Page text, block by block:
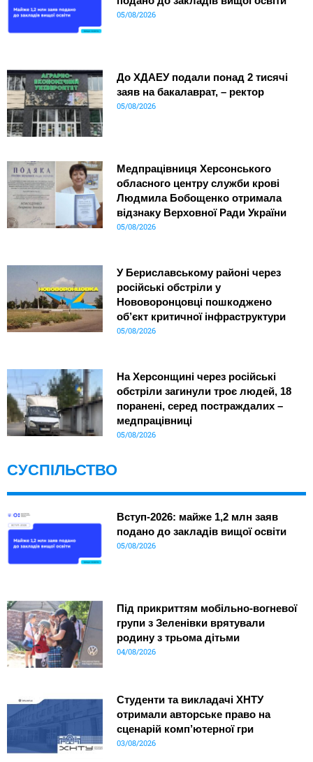
05/08/2026
До ХДАЕУ подали понад 2 тисячі
заяв на бакалаврат, – ректор
05/08/2026
Медпрацівниця Херсонського
обласного центру служби крові
Людмила Бобощенко отримала
відзнаку Верховної Ради України
05/08/2026
У Бериславському районі через
російські обстріли у
Нововоронцовці пошкоджено
об’єкт критичної інфраструктури
05/08/2026
На Херсонщині через російські
обстріли загинули троє людей, 18
поранені, серед постраждалих –
медпрацівниці
05/08/2026
СУСПІЛЬСТВО
Вступ-2026: майже 1,2 млн заяв
подано до закладів вищої освіти
05/08/2026
Під прикриттям мобільно-вогневої
групи з Зеленівки врятували
родину з трьома дітьми
04/08/2026
Студенти та викладачі ХНТУ
отримали авторське право на
сценарій комп’ютерної гри
03/08/2026